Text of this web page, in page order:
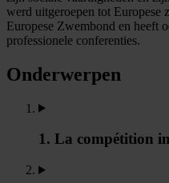
werd uitgeroepen tot Europese
Europese Zwembond en heeft
professionele conferenties.
Onderwerpen
1. La compétition